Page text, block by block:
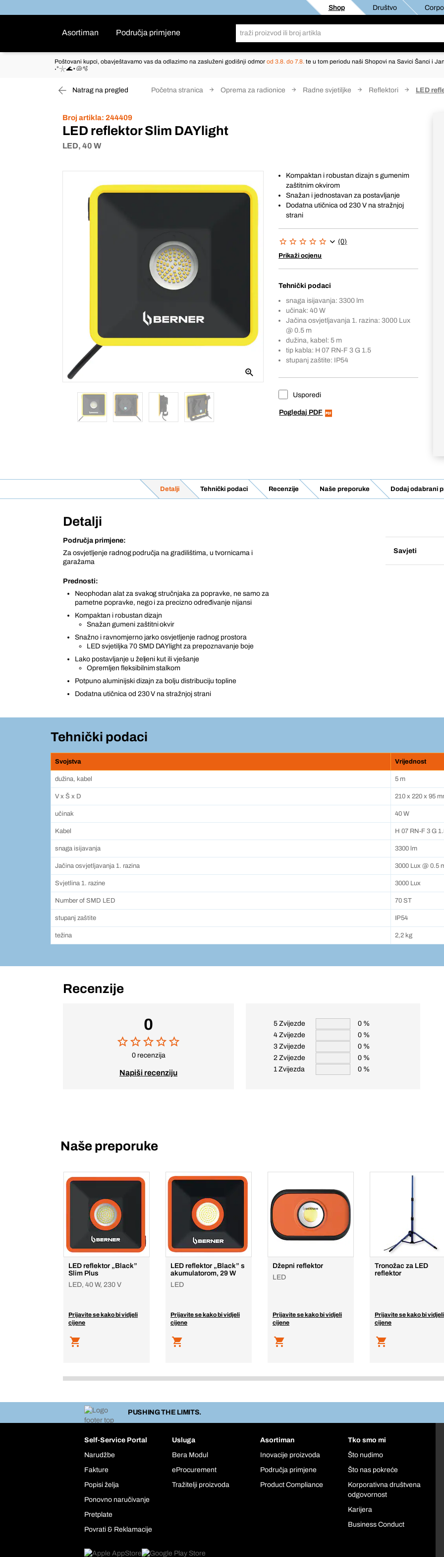
Shop Društvo
Asortiman Područja primjene
Poštovani kupci, obavještavamo vas da odlazimo na zasluženi godišnji odmor od 3.8. do 7.8. te u tom periodu naši Shopovi na Savici Šanci i
˖°𓇼🌊⋆🐚🫧
Natrag na pregled Početna stranica Oprema za radionice Radne svjetiljke Reflektori LED
Broj artikla: 244409
LED reflektor Slim DAYlight
LED, 40 W
Kompaktan i robustan dizajn s gumenim
zaštitnim okvirom
Snažan i jednostavan za postavljanje
Dodatna utičnica od 230 V na stražnjoj
strani
(0)
Prikaži ocjenu
Tehnički podaci
snaga isijavanja: 3300 lm
učinak: 40 W
Jačina osvjetljavanja 1. razina: 3000 Lux
@ 0.5 m
dužina, kabel: 5 m
tip kabla: H 07 RN-F 3 G 1.5
stupanj zaštite: IP54
Usporedi
Pogledaj PDF
Detalji Tehnički podaci Recenzije Naše preporuke Dodaj odabrani
Detalji
Područja primjene:
Za osvjetljenje radnog područja na gradilištima, u tvornicama i
garažama
Prednosti:
Neophodan alat za svakog stručnjaka za popravke, ne samo za
pametne popravke, nego i za precizno određivanje nijansi
Kompaktan i robustan dizajn
Snažan gumeni zaštitni okvir
Snažno i ravnomjerno jarko osvjetljenje radnog prostora
LED svjetiljka 70 SMD DAYlight za prepoznavanje boje
Lako postavljanje u željeni kut ili vješanje
Opremljen fleksibilnim stalkom
Potpuno aluminijski dizajn za bolju distribuciju topline
Dodatna utičnica od 230 V na stražnjoj strani
Savjeti
Tehnički podaci
Svojstva Vrijednost
dužina, kabel 5 m
V x Š x D 210 x 220 x 95
učinak 40 W
Kabel H 07 RN-F 3 G
snaga isijavanja 3300 lm
Jačina osvjetljavanja 1. razina 3000 Lux @ 0.5
Svjetlina 1. razine 3000 Lux
Number of SMD LED 70 ST
stupanj zaštite IP54
težina 2,2 kg
Recenzije
0
0 recenzija
Napiši recenziju
5 Zvijezde
0 %
4 Zvijezde
0 %
3 Zvijezde
0 %
2 Zvijezde
0 %
1 Zvijezda
0 %
Naše preporuke
LED reflektor „Black”
Slim Plus
LED, 40 W, 230 V
Prijavite se kako bi vidjeli
cijene
LED reflektor „Black” s
akumulatorom, 29 W
LED
Prijavite se kako bi vidjeli
cijene
Džepni reflektor
LED
Prijavite se kako bi vidjeli
cijene
Tronožac za LED
reflektor
Prijavite se kako bi vidjeli
cijene
PUSHING THE LIMITS.
Self-Service Portal
Narudžbe
Fakture
Popisi želja
Ponovno naručivanje
Pretplate
Povrati & Reklamacije
Usluga
Bera Modul
eProcurement
Tražitelji proizvoda
Asortiman
Inovacije proizvoda
Područja primjene
Product Compliance
Tko smo mi
Što nudimo
Što nas pokreće
Korporativna društvena
odgovornost
Karijera
Business Conduct